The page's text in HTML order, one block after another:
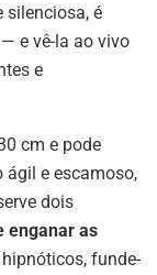
silenciosa, é
e vê-la ao vivo
e
cm e pode
ágil e escamoso,
dois
enganar as
funde-